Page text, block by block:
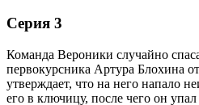
Серия 3
Команда Вероники случайно
первокурсника Артура Блохина
утверждает, что на него напало
его в ключицу, после чего он